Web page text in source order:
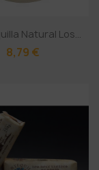
Natural Los...
8,79 €